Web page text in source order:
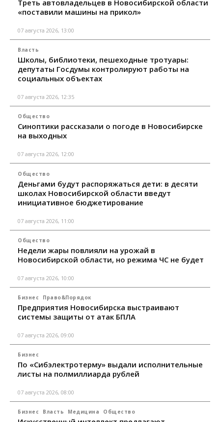
Треть автовладельцев в Новосибирской области
«поставили машины на прикол»
07 августа 2026, 13:00
Власть
Школы, библиотеки, пешеходные тротуары:
депутаты Госдумы контролируют работы на
социальных объектах
07 августа 2026, 12:35
Общество
Синоптики рассказали о погоде в Новосибирске
на выходных
07 августа 2026, 12:00
Общество
Деньгами будут распоряжаться дети: в десяти
школах Новосибирской области введут
инициативное бюджетирование
07 августа 2026, 11:00
Общество
Недели жары повлияли на урожай в
Новосибирской области, но режима ЧС не будет
07 августа 2026, 10:00
Бизнес Право&Порядок
Предприятия Новосибирска выстраивают
системы защиты от атак БПЛА
07 августа 2026, 09:00
Бизнес
По «Сибэлектротерму» выдали исполнительные
листы на полмиллиарда рублей
07 августа 2026, 08:00
Бизнес Власть Медицина Общество